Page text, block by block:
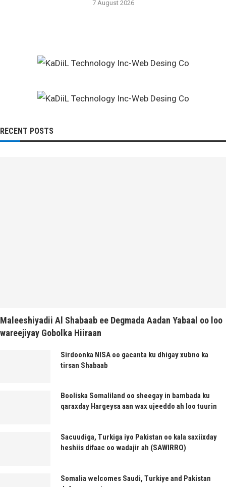
7 August 2026
RECENT POSTS
Maleeshiyadii Al Shabaab ee Degmada Aadan Yabaal oo loo
wareejiyay Gobolka Hiiraan
Sirdoonka NISA oo gacanta ku dhigay xubno ka
tirsan Shabaab
Booliska Somaliland oo sheegay in bambada ku
qaraxday Hargeysa aan wax ujeeddo ah loo tuurin
Sacuudiga, Turkiga iyo Pakistan oo kala saxiixday
heshiis difaac oo wadajir ah (SAWIRRO)
Somalia welcomes Saudi, Turkiye and Pakistan